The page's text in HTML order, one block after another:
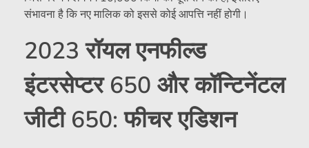
संभावना है कि नए मालिक को इससे कोई आपत्ति नहीं होगी।
2023 रॉयल एनफील्ड
इंटरसेप्टर 650 और कॉन्टिनेंटल
जीटी 650: फीचर एडिशन